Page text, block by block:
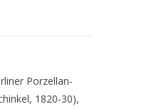
Porzellan-
1820-30),